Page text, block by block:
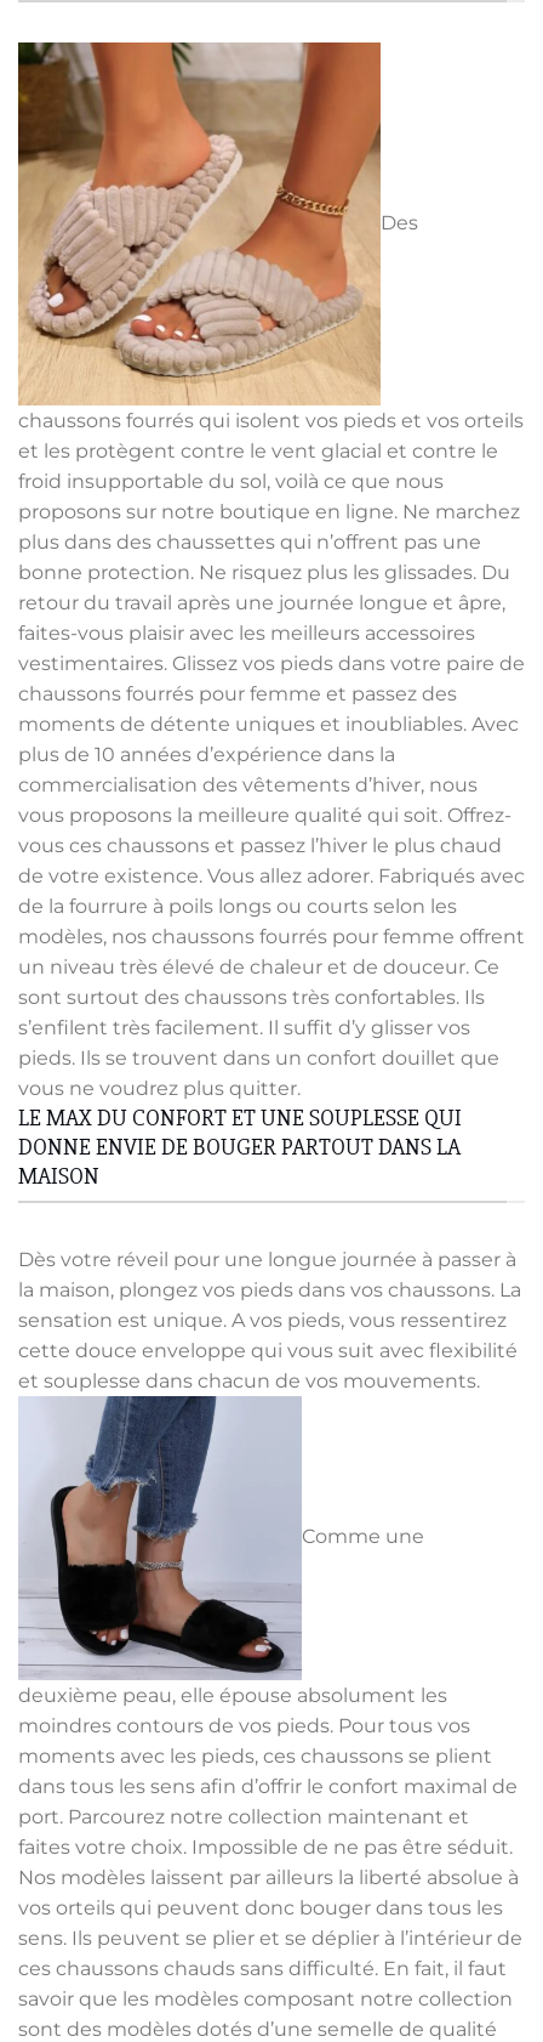
page
produit
Des
chaussons fourrés qui isolent vos pieds et vos orteils
et les protègent contre le vent glacial et contre le
froid insupportable du sol, voilà ce que nous
proposons sur notre boutique en ligne. Ne marchez
plus dans des chaussettes qui n’offrent pas une
bonne protection. Ne risquez plus les glissades. Du
retour du travail après une journée longue et âpre,
faites-vous plaisir avec les meilleurs accessoires
vestimentaires. Glissez vos pieds dans votre paire de
chaussons fourrés pour femme et passez des
moments de détente uniques et inoubliables. Avec
plus de 10 années d’expérience dans la
commercialisation des vêtements d’hiver, nous
vous proposons la meilleure qualité qui soit. Offrez-
vous ces chaussons et passez l’hiver le plus chaud
de votre existence. Vous allez adorer. Fabriqués avec
de la fourrure à poils longs ou courts selon les
modèles, nos chaussons fourrés pour femme offrent
un niveau très élevé de chaleur et de douceur. Ce
sont surtout des chaussons très confortables. Ils
s’enfilent très facilement. Il suffit d’y glisser vos
pieds. Ils se trouvent dans un confort douillet que
vous ne voudrez plus quitter.
LE MAX DU CONFORT ET UNE SOUPLESSE QUI
DONNE ENVIE DE BOUGER PARTOUT DANS LA
MAISON
Dès votre réveil pour une longue journée à passer à
la maison, plongez vos pieds dans vos chaussons. La
sensation est unique. A vos pieds, vous ressentirez
cette douce enveloppe qui vous suit avec flexibilité
et souplesse dans chacun de vos mouvements.
Comme une
deuxième peau, elle épouse absolument les
moindres contours de vos pieds. Pour tous vos
moments avec les pieds, ces chaussons se plient
dans tous les sens afin d’offrir le confort maximal de
port. Parcourez notre collection maintenant et
faites votre choix. Impossible de ne pas être séduit.
Nos modèles laissent par ailleurs la liberté absolue à
vos orteils qui peuvent donc bouger dans tous les
sens. Ils peuvent se plier et se déplier à l’intérieur de
ces chaussons chauds sans difficulté. En fait, il faut
savoir que les modèles composant notre collection
sont des modèles dotés d’une semelle de qualité